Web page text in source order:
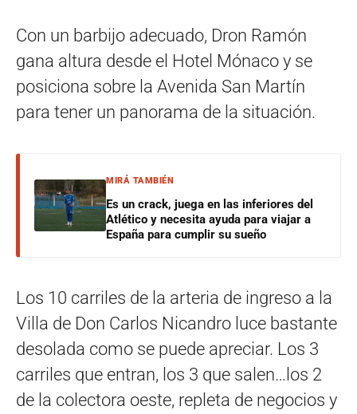
Con un barbijo adecuado, Dron Ramón
gana altura desde el Hotel Mónaco y se
posiciona sobre la Avenida San Martín
para tener un panorama de la situación.
MIRÁ TAMBIÉN
Es un crack, juega en las inferiores del
Atlético y necesita ayuda para viajar a
España para cumplir su sueño
Los 10 carriles de la arteria de ingreso a la
Villa de Don Carlos Nicandro luce bastante
desolada como se puede apreciar. Los 3
carriles que entran, los 3 que salen…los 2
de la colectora oeste, repleta de negocios y